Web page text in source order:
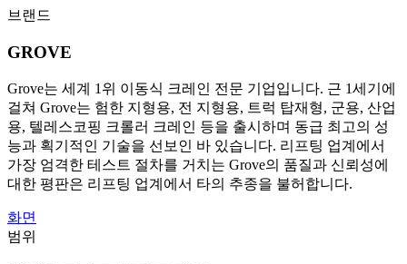
브랜드
GROVE
Grove는 세계 1위 이동식 크레인 전문 기업입니다. 근 1세기에
걸쳐 Grove는 험한 지형용, 전 지형용, 트럭 탑재형, 군용, 산업
용, 텔레스코핑 크롤러 크레인 등을 출시하며 동급 최고의 성
능과 획기적인 기술을 선보인 바 있습니다. 리프팅 업계에서
가장 엄격한 테스트 절차를 거치는 Grove의 품질과 신뢰성에
대한 평판은 리프팅 업계에서 타의 추종을 불허합니다.
화면
범위